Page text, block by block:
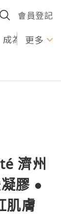
會員登記
成為U更多
濟州
膠 ●
肌膚